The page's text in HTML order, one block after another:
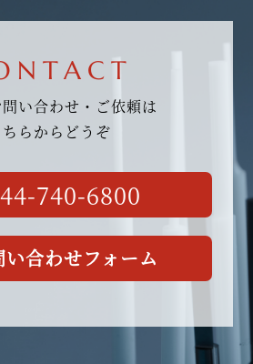
い合わせ・ご依頼は
ちらからどうぞ
740-6800
い合わせフォーム